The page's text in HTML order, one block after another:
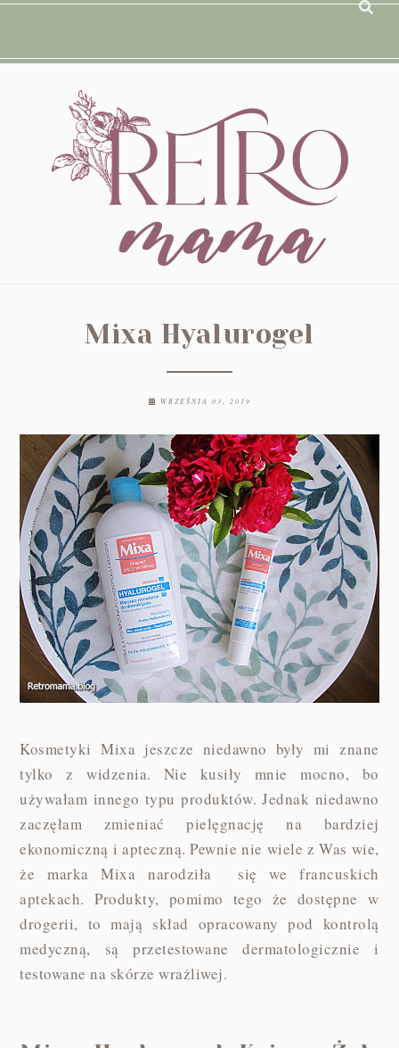
Mixa Hyalurogel
WRZEŚNIA 03, 2019
Kosmetyki Mixa jeszcze niedawno były mi znane
tylko z widzenia. Nie kusiły mnie mocno, bo
używałam innego typu produktów. Jednak niedawno
zaczęłam zmieniać pielęgnację na bardziej
ekonomiczną i apteczną. Pewnie nie wiele z Was wie,
że marka Mixa narodziła się we francuskich
aptekach. Produkty, pomimo tego że dostępne w
drogerii, to mają skład opracowany pod kontrolą
medyczną, są przetestowane dermatologicznie i
testowane na skórze wrażliwej.